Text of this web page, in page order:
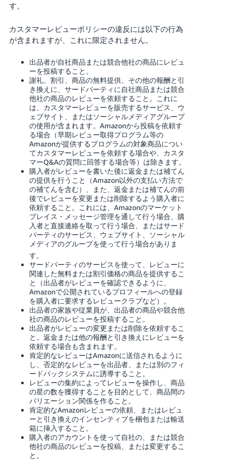
す。
カスタマーレビューポリシーの違反には以下の行為
が含まれますが、これに限定されません。
出品者が自社商品または競合他社の商品にレビュ
ーを投稿すること。
謝礼、割引、商品の無料提供、その他の報酬と引
き換えに、サードパーティに自社商品または競合
他社の商品のレビューを依頼すること。これに
は、カスタマーレビューを販売するサービス、ウ
ェブサイト、またはソーシャルメディアグループ
の使用が含まれます。Amazonから投稿を依頼す
る場合（早期レビュー取得プログラム等の
Amazonが提供するプログラムの対象商品につい
てカスタマーレビューを依頼する場合や、カスタ
マーQ&Aの質問に回答する場合等）は除きます。
購入者がレビューを書いた後に返金または補てん
の提供を行うこと（Amazon以外の支払い方法で
の補てんを含む）、また、返金または補てんの前
後でレビューを変更または削除するよう購入者に
依頼すること。これには、Amazonのマーケット
プレイス・メッセージ管理を通して行う場合、購
入者と直接連絡を取って行う場合、またはサード
パーティのサービス、ウェブサイト、ソーシャル
メディアのグループを使って行う場合がありま
す。
サードパーティのサービスを使って、レビューに
関連した無料または割引価格の商品を提供するこ
と（出品者がレビューを確認できるように、
Amazonで公開されているプロフィールへの登録
を購入者に要求するレビュークラブなど）。
出品者の家族や従業員が、出品者の商品や競合他
社の商品のレビューを投稿すること。
出品者がレビューの変更または削除を依頼するこ
と。返金または他の報酬と引き換えにレビューを
依頼する場合も含まれます。
肯定的なレビューはAmazonに送信されるように
し、否定的なレビューを出品者、または別のフィ
ードバックシステムに誘導すること。
レビューの集約によってレビューを操作し、商品
の星の数を獲得することを目的として、商品間の
バリエーション関係を作ること。
肯定的なAmazonレビューの依頼、またはレビュ
ーと引き換えのインセンティブを梱包または輸送
箱に挿入すること。
購入者のアカウントを使って自社の、または競合
他社の商品のレビューを投稿、または変更するこ
と。